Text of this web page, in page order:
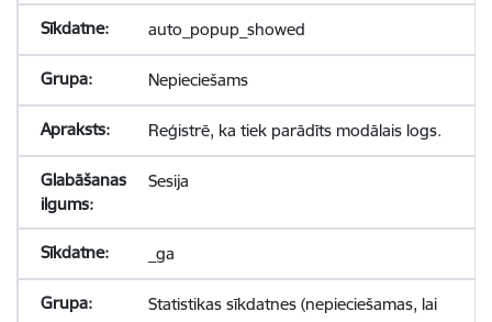
auto_popup_showed
Nepieciešams
Reģistrē, ka tiek parādīts modālais logs.
Sesija
_ga
Statistikas sīkdatnes (nepieciešamas, lai